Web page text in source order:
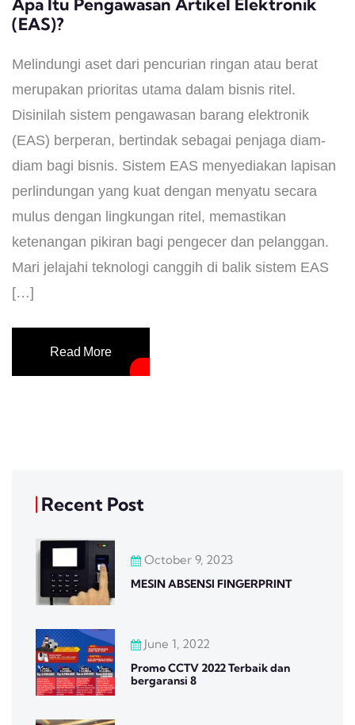
(EAS)?
Melindungi aset dari pencurian ringan atau berat
merupakan prioritas utama dalam bisnis ritel.
Disinilah sistem pengawasan barang elektronik
(EAS) berperan, bertindak sebagai penjaga diam-
diam bagi bisnis. Sistem EAS menyediakan lapisan
perlindungan yang kuat dengan menyatu secara
mulus dengan lingkungan ritel, memastikan
ketenangan pikiran bagi pengecer dan pelanggan.
Mari jelajahi teknologi canggih di balik sistem EAS
[…]
Read More
Recent Post
October 9, 2023
MESIN ABSENSI FINGERPRINT
June 1, 2022
Promo CCTV 2022 Terbaik dan
bergaransi 8